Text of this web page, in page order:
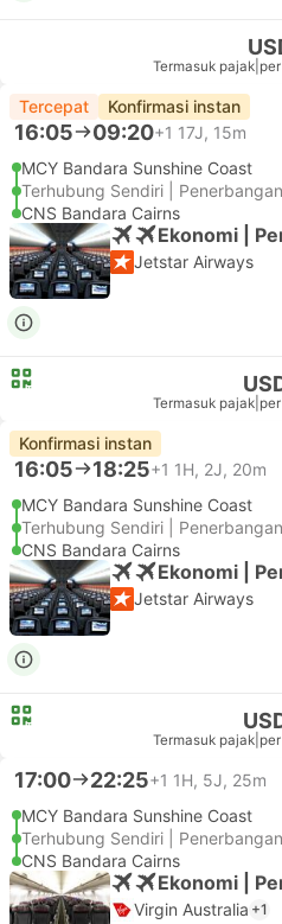
Termasuk pajak
Tercepat Konfirmasi instan
16:05 09:20+1 17J, 15m
MCY Bandara Sunshine Coast
Terhubung Sendiri |
CNS Bandara Cairns
Ekonomi |
Jetstar Airways
Termasuk pajak
Konfirmasi instan
16:05 18:25+1 1H, 2J, 20m
MCY Bandara Sunshine Coast
Terhubung Sendiri |
CNS Bandara Cairns
Ekonomi |
Jetstar Airways
Termasuk pajak
17:00 22:25+1 1H, 5J, 25m
MCY Bandara Sunshine Coast
Terhubung Sendiri |
CNS Bandara Cairns
Ekonomi |
Virgin Australia +1